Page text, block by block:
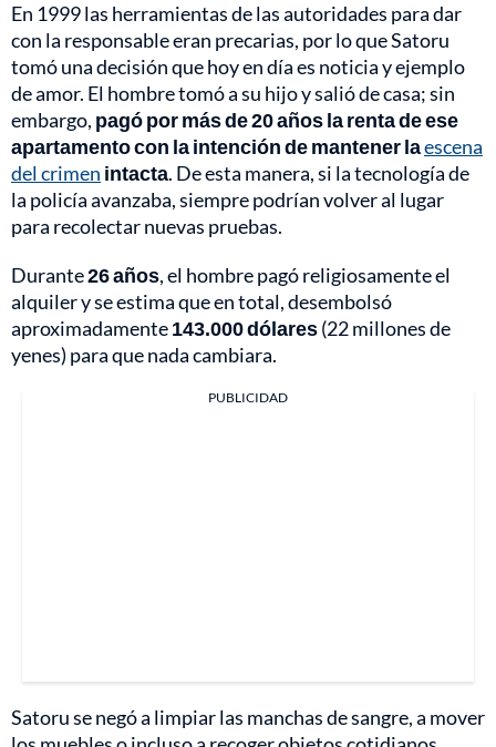
En 1999 las herramientas de las autoridades para dar
con la responsable eran precarias, por lo que Satoru
tomó una decisión que hoy en día es noticia y ejemplo
de amor. El hombre tomó a su hijo y salió de casa; sin
embargo, pagó por más de 20 años la renta de ese
apartamento con la intención de mantener laescena
del crimen intacta. De esta manera, si la tecnología de
la policía avanzaba, siempre podrían volver al lugar
para recolectar nuevas pruebas.
Durante26 años, el hombre pagó religiosamente el
alquiler y se estima que en total, desembolsó
aproximadamente143.000 dólares(22 millones de
yenes) para que nada cambiara.
PUBLICIDAD
Satoru se negó a limpiar las manchas de sangre, a mover